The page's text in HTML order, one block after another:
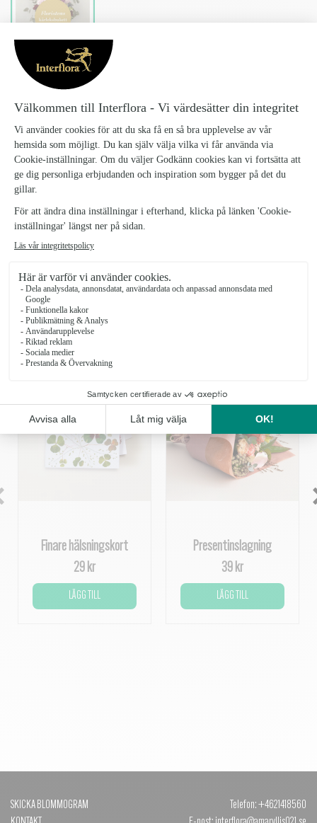
Denna produkt finns inte i vårt sortiment för tillfället.
FLORISTENS VAL
KÄRLEKSBUKETTEN - STOR
OBS: Produkten finns inte i vårt sortiment för tillfället.
kärleksfull hälsning!
LÄGG TILL DET LILLA EXTRA
Finare hälsningskort
29 kr
LÄGG TILL
Presentinslagning
39 kr
LÄGG TILL
SKICKA BLOMMOGRAM
Telefon: +4621418560